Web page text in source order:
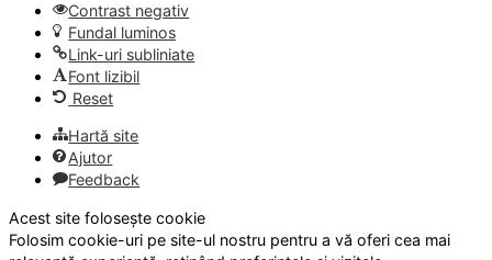
Contrast negativ
Fundal luminos
Link-uri subliniate
Font lizibil
Reset
Hartă site
Ajutor
Feedback
Acest site folosește cookie
Folosim cookie-uri pe site-ul nostru pentru a vă oferi cea mai